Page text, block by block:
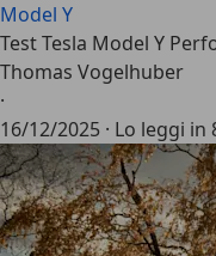
Model Y
Test Tesla Model Y
Thomas Vogelhuber
·
16/12/2025 · Lo leggi in